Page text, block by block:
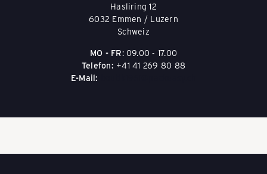
Hasliring 12
6032 Emmen / Luzern
Schweiz
MO - FR: 09.00 - 17.00
Telefon: +41 41 269 80 88
E-Mail: